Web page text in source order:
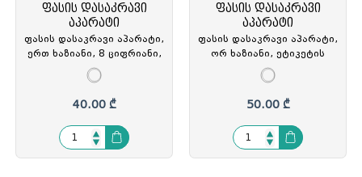
ფასის დასაკრავი
აპარატი
ფასის დასაკრავი აპარატი,
ერთ ხაზიანი, 8 ციფრიანი,
MX-6600, SX-975041
40.00 ₾
ფასის დასაკრავი
აპარატი
ფასის დასაკრავი აპარატი,
ორ ხაზიანი, ეტიკეტის
ზომა 23მმx16მმ, MX-6600,
SX-621959
50.00 ₾